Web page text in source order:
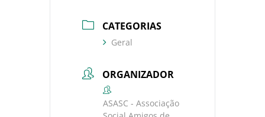
CATEGORIAS
Geral
ORGANIZADOR
ASASC - Associação